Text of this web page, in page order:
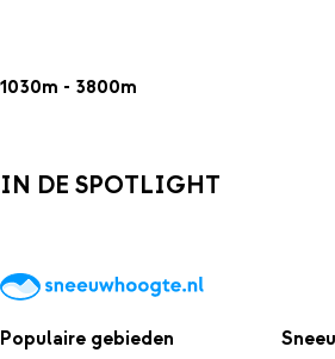
1030m - 3800m
IN DE SPOTLIGHT
Populaire gebieden